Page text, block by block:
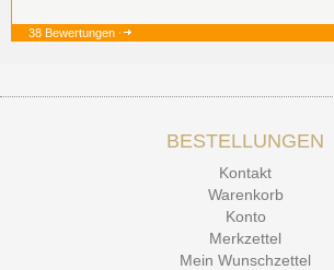
▼
38 Bewertungen
BESTELLUNGEN
Kontakt
Warenkorb
Konto
Merkzettel
Mein Wunschzettel